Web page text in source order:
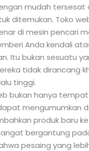
mudah tersesat
ditemukan. Toko
di mesin pencari
Anda kendali
Itu bukan sesuatu
tidak dirancang
tinggi.
bukan hanya
mengumumkan
produk baru
bergantung
pesaing yang